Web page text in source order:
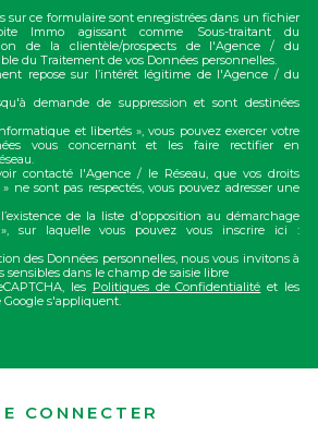
sur ce formulaire sont enregistrées dans un fichier
Immo agissant comme Sous-traitant du
de la clientèle/prospects de l'Agence / du
du Traitement de vos Données personnelles.
repose sur l’intérêt légitime de l'Agence / du
demande de suppression et sont destinées
et libertés », vous pouvez exercer votre
vous concernant et les faire rectifier en
contacté l'Agence / le Réseau, que vos droits
ne sont pas respectés, vous pouvez adresser une
de la liste d'opposition au démarchage
sur laquelle vous pouvez vous inscrire ici :
des Données personnelles, nous vous invitons à
sensibles dans le champ de saisie libre
les Politiques de Confidentialité et les
Google s'appliquent.
CONNECTER